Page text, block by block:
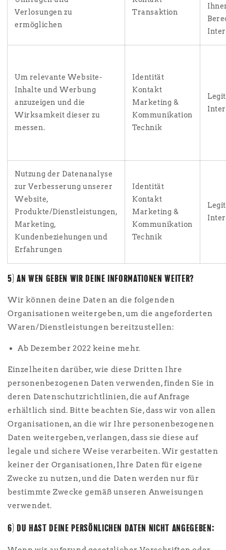
Verlosungen zu
ermöglichen
Transaktion
Um relevante Website-
Inhalte und Werbung
anzuzeigen und die
Wirksamkeit dieser zu
messen.
Identität
Kontakt
Marketing &
Kommunikation
Technik
Nutzung der Datenanalyse
zur Verbesserung unserer
Website,
Produkte/Dienstleistungen,
Marketing,
Kundenbeziehungen und
Erfahrungen
Identität
Kontakt
Marketing &
Kommunikation
Technik
5) AN WEN GEBEN WIR DEINE INFORMATIONEN WEITER?
Wir können deine Daten an die folgenden
Organisationen weitergeben, um die angeforderten
Waren/Dienstleistungen bereitzustellen:
Ab Dezember 2022 keine mehr.
Einzelheiten darüber, wie diese Dritten Ihre
personenbezogenen Daten verwenden, finden Sie in
deren Datenschutzrichtlinien, die auf Anfrage
erhältlich sind. Bitte beachten Sie, dass wir von allen
Organisationen, an die wir Ihre personenbezogenen
Daten weitergeben, verlangen, dass sie diese auf
legale und sichere Weise verarbeiten. Wir gestatten
keiner der Organisationen, Ihre Daten für eigene
Zwecke zu nutzen, und die Daten werden nur für
bestimmte Zwecke gemäß unseren Anweisungen
verwendet.
6) DU HAST DEINE PERSÖNLICHEN DATEN NICHT ANGEGEBEN: